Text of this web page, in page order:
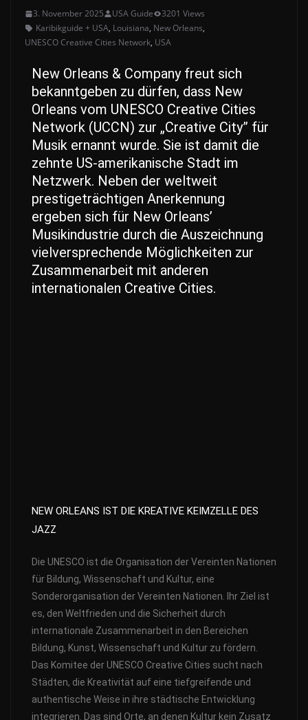
3. November 2025 USA Guide
3201 Views
Karibikguide + USA, Louisiana, New Orleans,
UNESCO Creative Cities Network, USA
New Orleans & Company freut sich
bekanntgeben zu dürfen, dass New
Orleans vom UNESCO Creative Cities
Network (UCCN) zur „Creative City” für
Musik ernannt wurde. Sie ist damit die
zehnte US-amerikanische Stadt im
Netzwerk. Neben der weltweit
prestigeträchtigen Anerkennung
ergeben sich für New Orleans’
Musikindustrie durch die Auszeichnung
vielversprechende Möglichkeiten zur
Zusammenarbeit mit anderen
internationalen Creative Cities.
NEW ORLEANS IST DIE KREATIVE KEIMZELLE DES
JAZZ
Die UNESCO ist die Organisation der Vereinten Nationen
für Bildung, Wissenschaft und Kultur, eine
Sonderorganisation der Vereinten Nationen. Ihr Ziel ist
es, den Weltfrieden und die Sicherheit durch
internationale Zusammenarbeit in den Bereichen
Bildung, Kunst, Wissenschaft und Kultur zu fördern.
Das Komitee der UNESCO Creative Cities sucht nach
Städten, die Kreativität auf eine tiefgreifende und
authentische Weise in ihre städtische Entwicklung
integrieren. Das sind Orte, an denen Kultur kein Zusatz